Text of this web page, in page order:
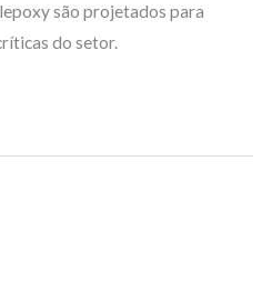
são projetados para
do setor.